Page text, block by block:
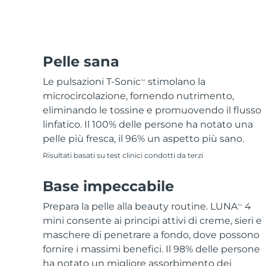
Pelle sana
Le pulsazioni T-SonicTM
stimolano la
microcircolazione, fornendo nutrimento,
eliminando le tossine e promuovendo il flusso
linfatico. Il 100% delle persone ha notato una
pelle più fresca, il 96% un aspetto più sano.
Risultati basati su test clinici condotti da terzi
Base impeccabile
Prepara la pelle alla beauty routine. LUNATM
4
mini consente ai principi attivi di creme, sieri e
maschere di penetrare a fondo, dove possono
fornire i massimi benefici. Il 98% delle persone
ha notato un migliore assorbimento dei
FAQ™ prodotti
FAQ™ prodotti
FAQ™ products
All toning treatments
PEACH™ 2
IPL hair removal
PEACH™ 2 go
PEACH™ Cooling Prep Gel
Cooling IPL hair removal gel
LUNA™ 4 body
Massaging body brush
Siero SUPERCHARGED™
Trattamento anti-
acne
ESPADA™ 2 plus
Recurring acne LED therapy
ESPADA™ 2
Acne treatment device
ESPADA™ Blemish Solution
Concentrated acne gel
Dispositivi ESPADA™
BEAR™ 2 eyes & lips
Microcurrent line smoothing device
IRIS™ 2
Rejuvenating eye massager
Skincare per contorno occhi
Advanced eye care treatment
Dispositivi per contorno occhi
Cura dei pori
KIWI™ derma
KIWI™
Blackhead remover
Cura dei capelli
LUNA™ 4 hair
FLIP™ play advanced
LED light hairbrush
LUNA™ Dual-Peptide Scalp
Sbiancamento
dentale
issa™ Teeth Whitening Set
Dual LED + sonic device & 18% PAP gel
DI PIÙ